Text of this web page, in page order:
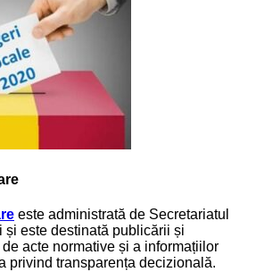
este administrată de Secretariatul
și este destinată publicării și
acte normative și a informațiilor
privind transparența decizională.